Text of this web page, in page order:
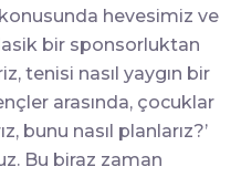
hevesimiz ve
bir sponsorluktan
tenisi nasıl yaygın bir
arasında, çocuklar
bunu nasıl planlarız?’
Bu biraz zaman